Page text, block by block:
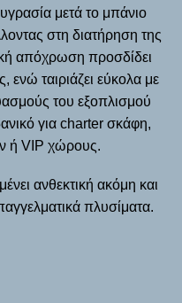
μετά το μπάνιο
στη διατήρηση της
απόχρωση προσδίδει
ενώ ταιριάζει εύκολα με
του εξοπλισμού
για charter σκάφη,
ή VIP χώρους.
ανθεκτική ακόμη και
πλυσίματα.